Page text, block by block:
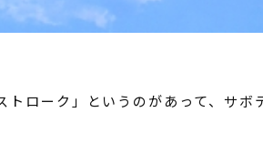
ローク」というのがあって、サ